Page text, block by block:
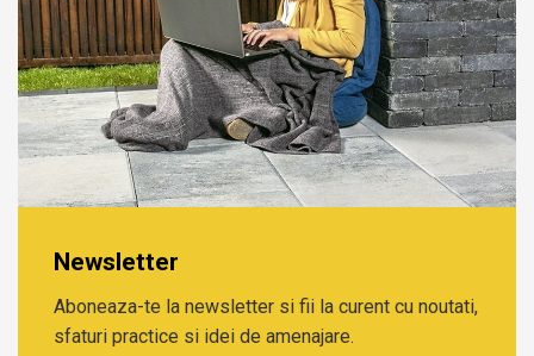
Newsletter
Aboneaza-te la newsletter si fii la curent cu noutati,
sfaturi practice si idei de amenajare.